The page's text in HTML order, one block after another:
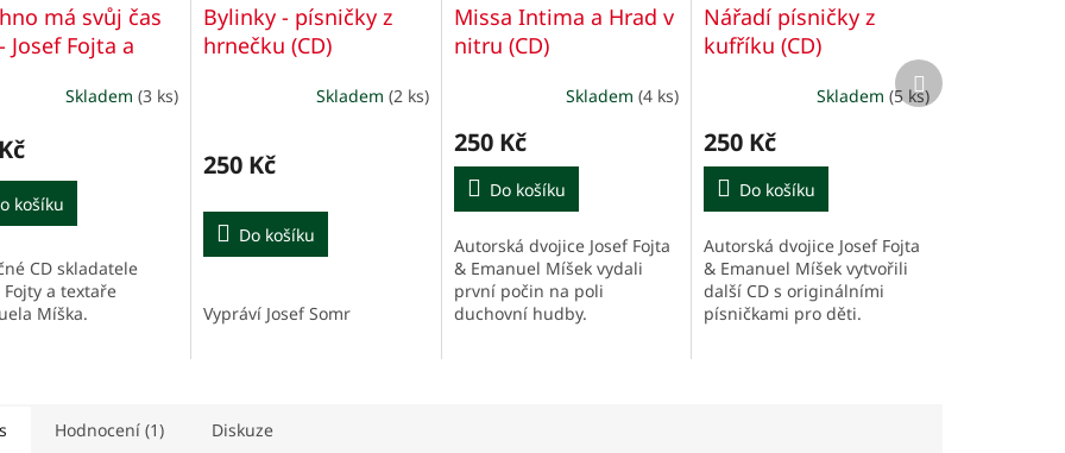
má svůj čas
Josef Fojta a
Skladem (3 ks)
košíku
CD skladatele
Fojty a textaře
Míška.
Bylinky - písničky z
hrnečku (CD)
Skladem (2 ks)
250 Kč
Do košíku
Vypráví Josef Somr
Missa Intima a Hrad v
nitru (CD)
Skladem(4 ks)
250 Kč
Do košíku
Autorská dvojice Josef Fojta
& Emanuel Míšek vydali
první počin na poli
duchovní hudby.
Nářadí písničky z
kufříku (CD)
Skladem (5 ks)
250 Kč
Do košíku
Autorská dvojice Josef Fojta
& Emanuel Míšek vytvořili
další CD s originálními
písničkami pro děti.
Další
produkt
Hodnocení (1) Diskuze